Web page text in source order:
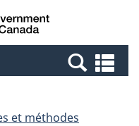
Canada
et
et méthodes